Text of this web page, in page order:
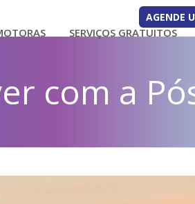
AGENDE
SERVIÇOS GRATUITOS
com a